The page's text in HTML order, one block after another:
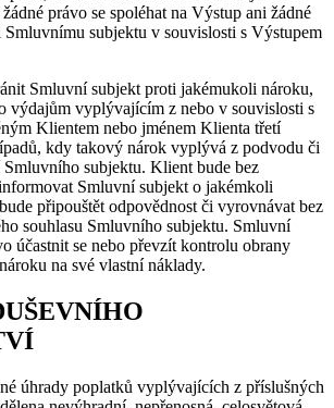
právo se spoléhat na Výstup ani žádné
subjektu v souvislosti s Výstupem
Smluvní subjekt proti jakémukoli nároku,
výdajům vyplývajícím z nebo v souvislosti s
Klientem nebo jménem Klienta třetí
kdy takový nárok vyplývá z podvodu či
subjektu. Klient bude bez
Smluvní subjekt o jakémkoli
připouštět odpovědnost či vyrovnávat bez
souhlasu Smluvního subjektu. Smluvní
účastnit se nebo převzít kontrolu obrany
na své vlastní náklady.
úhrady poplatků vyplývajících z příslušných